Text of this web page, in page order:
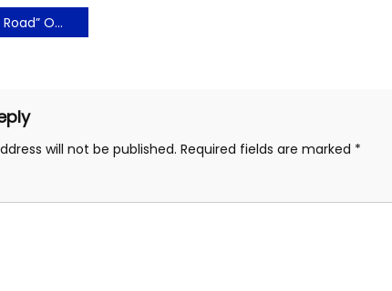
1000 Tajil di Bulan Suci Ramadhan
will not be published. Required fields are marked *